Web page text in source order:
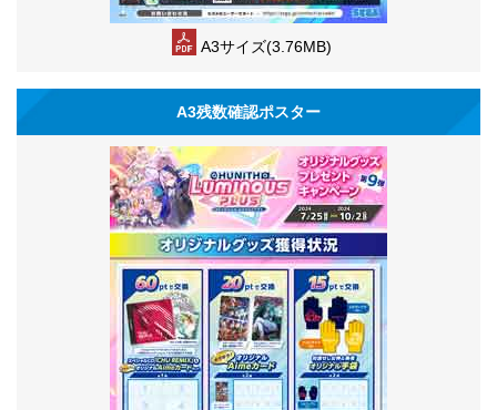
A3サイズ(3.76MB)
A3残数確認ポスター